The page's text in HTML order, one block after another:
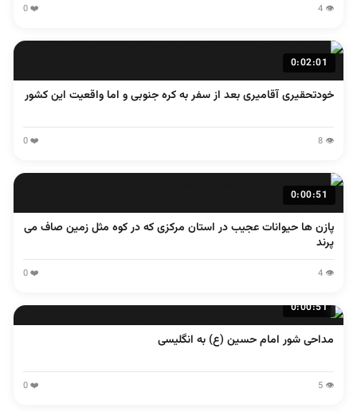
👁️ 4
❤️ 0
0:02:01
خودتحقیری آقامیری بعد از سفر به کره جنوبی و اما واقعیت این کشور
👁️ 8
❤️ 0
0:00:51
پازن ها حیوانات عجیب در استان مرکزی که در کوه مثل زمین صاف می
پرند
👁️ 4
❤️ 0
0:00:51
مداحی شور امام حسین (ع) به انگلیسی
👁️ 5
❤️ 0